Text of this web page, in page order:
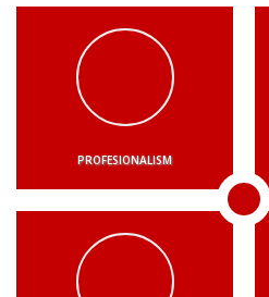
PROFESIONALISM